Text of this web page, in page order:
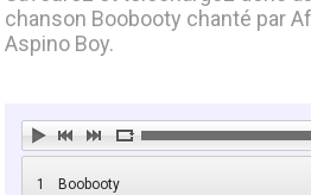
chanson Boobooty chanté par
Aspino Boy.
1 Boobooty